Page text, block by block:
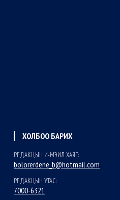
ХОЛБОО БАРИХ
РЕДАКЦЫН И-МЭИЛ ХАЯГ:
bolorerdene_b@hotmail.com
РЕДАКЦЫН УТАС:
7000-6321